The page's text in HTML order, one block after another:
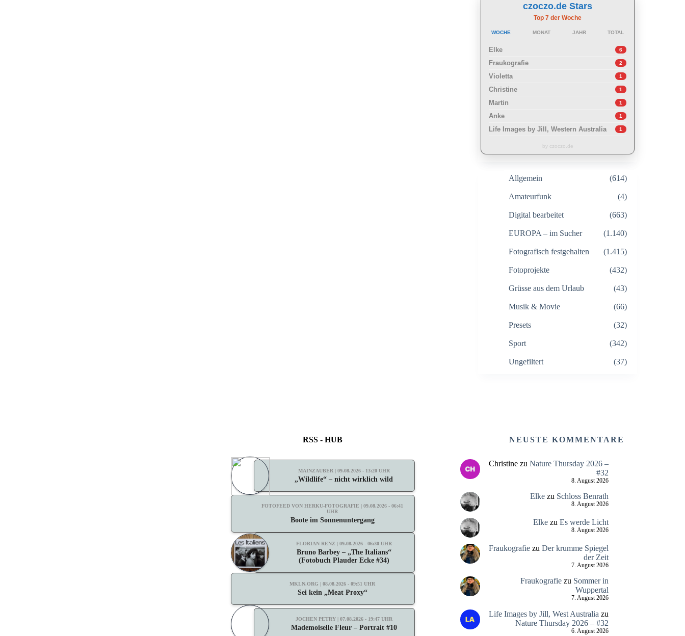
czoczo.de Stars
Top 7 der Woche
WOCHE MONAT JAHR TOTAL
Elke 6
Fraukografie 2
Violetta 1
Christine 1
Martin 1
Anke 1
Life Images by Jill, Western Australia 1
by czoczo.de
Allgemein (614)
Amateurfunk (4)
Digital bearbeitet (663)
EUROPA – im Sucher (1.140)
Fotografisch festgehalten (1.415)
Fotoprojekte (432)
Grüsse aus dem Urlaub (43)
Musik & Movie (66)
Presets (32)
Sport (342)
Ungefiltert (37)
RSS - HUB
MAINZAUBER | 09.08.2026 - 13:20 UHR
„Wildlife“ – nicht wirklich wild
FOTOFEED VON HERKU-FOTOGRAFIE | 09.08.2026 - 06:41
UHR
Boote im Sonnenuntergang
FLORIAN RENZ | 09.08.2026 - 06:30 UHR
Bruno Barbey – „The Italians“
(Fotobuch Plauder Ecke #34)
MKLN.ORG | 08.08.2026 - 09:51 UHR
Sei kein „Meat Proxy“
JOCHEN PETRY | 07.08.2026 - 19:47 UHR
Mademoiselle Fleur – Portrait #10
NEUSTE KOMMENTARE
Christinezu Nature Thursday 2026 –
#32
8. August 2026
Elkezu Schloss Benrath
8. August 2026
Elkezu Es werde Licht
8. August 2026
Fraukografiezu Der krumme Spiegel
der Zeit
7. August 2026
Fraukografiezu Sommer in
Wuppertal
7. August 2026
Life Images by Jill, West Australia zu
Nature Thursday 2026 – #32
6. August 2026